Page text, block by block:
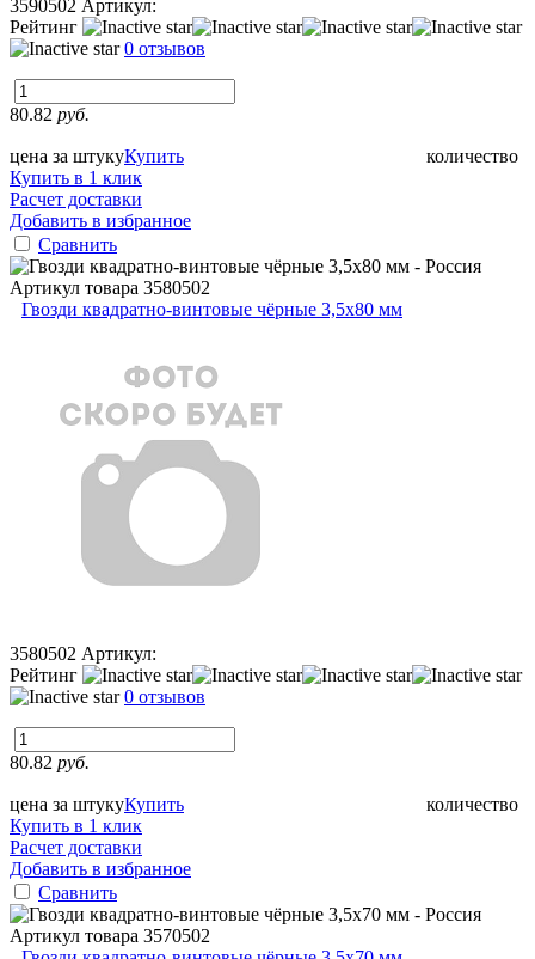
3590502 Артикул:
Рейтинг
0 отзывов
80.82 руб.
цена за штуку количество
Купить
Купить в 1 клик
Расчет доставки
Добавить в избранное
Сравнить
Артикул товара 3580502
Гвозди квадратно-винтовые чёрные 3,5х80 мм
3580502 Артикул:
Рейтинг
0 отзывов
80.82 руб.
цена за штуку количество
Купить
Купить в 1 клик
Расчет доставки
Добавить в избранное
Сравнить
Артикул товара 3570502